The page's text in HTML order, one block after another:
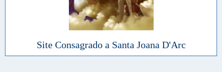
Site Consagrado a Santa Joana D'Arc